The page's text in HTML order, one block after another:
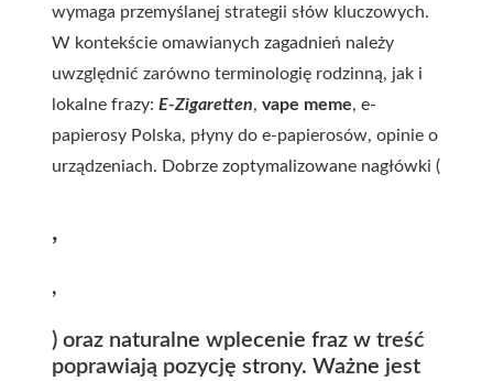
wymaga przemyślanej strategii słów kluczowych.
W kontekście omawianych zagadnień należy
uwzględnić zarówno terminologię rodzinną, jak i
lokalne frazy: E-Zigaretten, vape meme, e-
papierosy Polska, płyny do e-papierosów, opinie o
urządzeniach. Dobrze zoptymalizowane nagłówki (
,
,
) oraz naturalne wplecenie fraz w treść
poprawiają pozycję strony. Ważne jest